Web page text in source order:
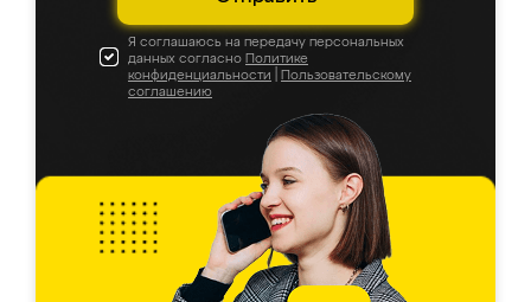
Я соглашаюсь на передачу персональных
данных согласно Политике
конфиденциальности
Пользовательскому
соглашению